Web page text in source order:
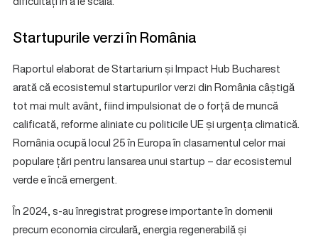
Startupurile verzi în România
Raportul elaborat de Startarium și Impact Hub Bucharest
arată că ecosistemul startupurilor verzi din România câștigă
tot mai mult avânt, fiind impulsionat de o forță de muncă
calificată, reforme aliniate cu politicile UE și urgența climatică.
România ocupă locul 25 în Europa în clasamentul celor mai
populare țări pentru lansarea unui startup – dar ecosistemul
verde e încă emergent.
În 2024, s-au înregistrat progrese importante în domenii
precum economia circulară, energia regenerabilă și